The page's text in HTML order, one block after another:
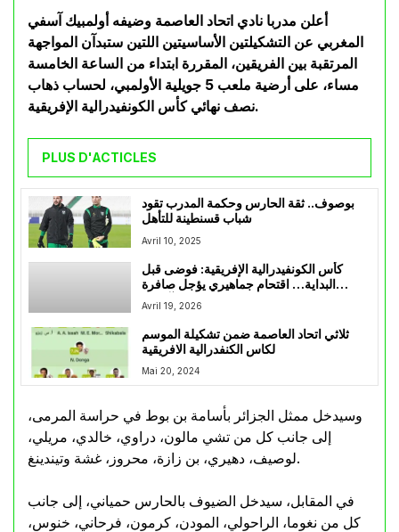
أعلن مدربا نادي اتحاد العاصمة وضيفه أولمبيك آسفي
المغربي عن التشكيلتين الأساسيتين اللتين ستبدآن المواجهة
المرتقبة بين الفريقين، المقررة ابتداء من الساعة الخامسة
مساء، على أرضية ملعب 5 جويلية الأولمبي، لحساب ذهاب
نصف نهائي كأس الكونفيدرالية الإفريقية.
PLUS D'ACTICLES
بوصوف.. ثقة الحارس وحكمة المدرب تقود
شباب قسنطينة للتأهل
Avril 10, 2025
كأس الكونفيدرالية الإفريقية: فوضى قبل
البداية… اقتحام جماهيري يؤجل صافرة
انطلاق مواجهة اتحاد العاصمة وآسفي
Avril 19, 2026
ثلاثي اتحاد العاصمة ضمن تشكيلة الموسم
لكاس الكنفدرالية الافريقية
Mai 20, 2024
وسيدخل ممثل الجزائر بأسامة بن بوط في حراسة المرمى،
إلى جانب كل من تشي مالون، دراوي، خالدي، مريلي،
لوصيف، دهيري، بن زازة، محروز، غشة وتيندينغ.
في المقابل، سيدخل الضيوف بالحارس حمياني، إلى جانب
كل من نغوما، الراحولي، المودن، كرمون، فرحاني، خنوس،